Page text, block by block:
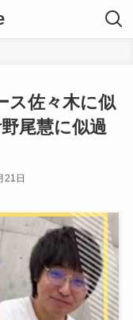
ス佐々木に似
尾慧に似過
21日